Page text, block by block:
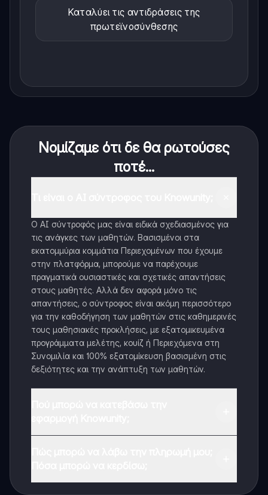
Καταλύει τις αντιδράσεις της
πρωτεϊνοσύνθεσης
Νομίζαμε ότι δε θα ρωτούσες
ποτέ...
Ο AI σύντροφός μας είναι ειδικά σχεδιασμένος για
τις ανάγκες των μαθητών. Βασισμένοι στα
εκατομμύρια κομμάτια Περιεχομένων που έχουμε
στην πλατφόρμα, μπορούμε να παρέχουμε
πραγματικά ουσιαστικές και σχετικές απαντήσεις
στους μαθητές. Αλλά δεν αφορά μόνο τις
απαντήσεις, ο σύντροφος είναι ακόμη περισσότερο
για την καθοδήγηση των μαθητών στις καθημερινές
τους μαθησιακές προκλήσεις, με εξατομικευμένα
προγράμματα μελέτης, κουίζ ή Περιεχόμενα στη
Συνομιλία και 100% εξατομίκευση βασισμένη στις
δεξιότητες και την ανάπτυξη των μαθητών.